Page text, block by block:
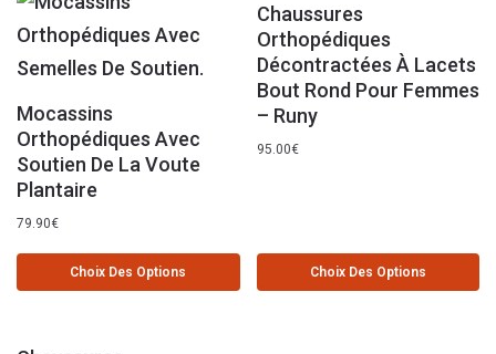
Mocassins
Orthopédiques Avec
Soutien De La Voute
Plantaire
79.90€
Choix Des Options
Chaussures
Orthopédiques
Décontractées À Lacets
Bout Rond Pour Femmes
– Runy
95.00€
Choix Des Options